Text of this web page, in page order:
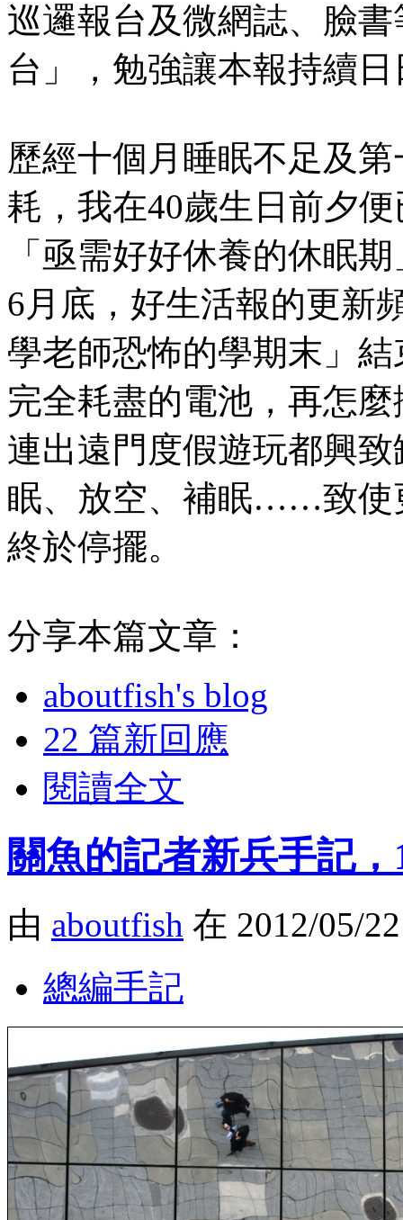
巡邏報台及微網誌、臉
台」，勉強讓本報持續
歷經十個月睡眠不足及
耗，我在40歲生日前夕
「亟需好好休養的休眠
6月底，好生活報的更新
學老師恐怖的學期末」
完全耗盡的電池，再怎
連出遠門度假遊玩都興
眠、放空、補眠……致使
終於停擺。
分享本篇文章：
aboutfish's blog
22 篇新回應
閱讀全文
關魚的記者新兵手記，
由 aboutfish 在 2012/05/
總編手記